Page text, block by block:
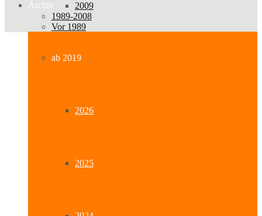
Archiv
ab 2019
2026
2025
2009
1989-2008
Vor 1989